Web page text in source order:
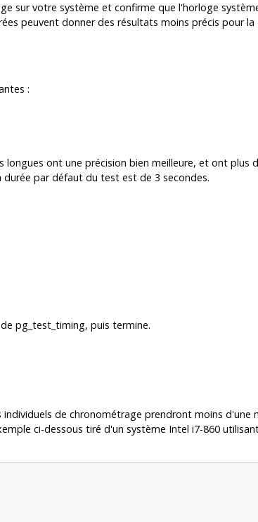
sur votre système et confirme que l'horloge
peuvent donner des résultats moins précis pour la
:
longues ont une précision bien meilleure, et ont plus
par défaut du test est de 3 secondes.
pg_test_timing, puis termine.
de chronométrage prendront moins d'une
ci-dessous tiré d'un système Intel i7-860